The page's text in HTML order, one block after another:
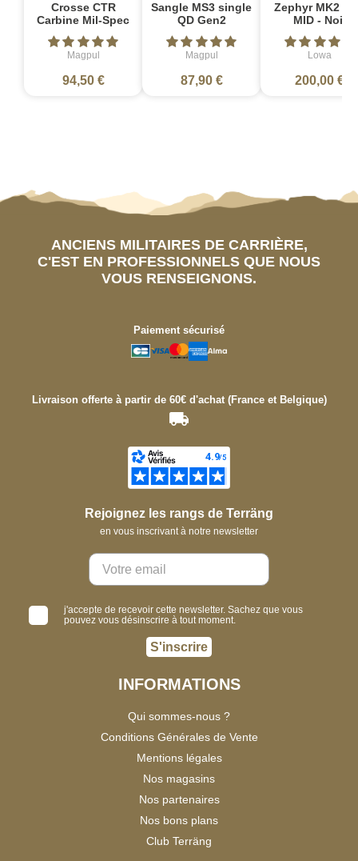
Crosse CTR
Carbine Mil-Spec
Magpul
94,50 €
Sangle MS3 single
QD Gen2
Magpul
87,90 €
Zephyr MK2
MID - Noir
Lowa
200,00 €
ANCIENS MILITAIRES DE CARRIÈRE,
C'EST EN PROFESSIONNELS QUE NOUS
VOUS RENSEIGNONS.
Paiement sécurisé
Livraison offerte à partir de 60€ d'achat (France et Belgique)
Rejoignez les rangs de Terräng
en vous inscrivant à notre newsletter
j'accepte de recevoir cette newsletter. Sachez que vous
pouvez vous désinscrire à tout moment.
S'inscrire
INFORMATIONS
Qui sommes-nous ?
Conditions Générales de Vente
Mentions légales
Nos magasins
Nos partenaires
Nos bons plans
Club Terräng